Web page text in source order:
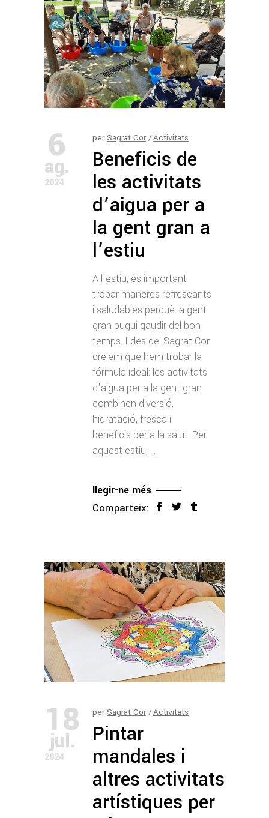
6
ag.
2024
perSagrat Cor Activitats
Beneficis de
les activitats
d’aigua per a
la gent gran a
l’estiu
A l'estiu, és important
trobar maneres refrescants
i saludables perquè la gent
gran pugui gaudir del bon
temps. I des del Sagrat Cor
creiem que hem trobar la
fórmula ideal: les activitats
d'aigua per a la gent gran
combinen diversió,
hidratació, fresca i
beneficis per a la salut. Per
aquest estiu,
llegir-ne més
Comparteix:
18
jul.
2024
perSagrat Cor Activitats
Pintar
mandales i
altres activitats
artístiques per